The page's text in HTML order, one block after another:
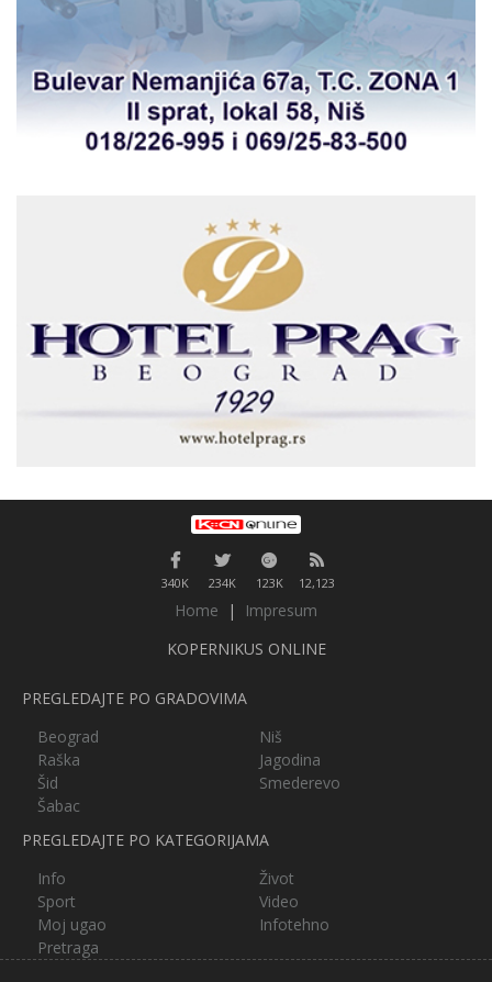
340K 234K 123K 12,123
Home |
Impresum
KOPERNIKUS ONLINE
PREGLEDAJTE PO GRADOVIMA
Beograd
Niš
Raška
Jagodina
Šid
Smederevo
Šabac
PREGLEDAJTE PO KATEGORIJAMA
Info
Život
Sport
Video
Moj ugao
Infotehno
Pretraga